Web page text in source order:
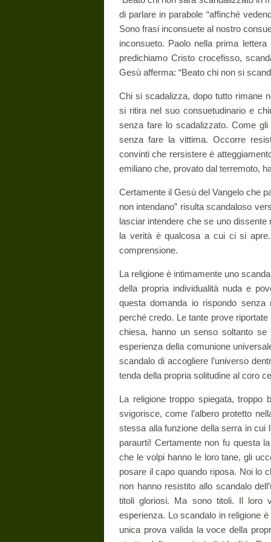
di parlare in parabole “affinché
Sono frasi inconsuete al nostro
inconsueto. Paolo nella prima
predichiamo Cristo crocefisso,
Gesù afferma: “Beato chi non si
Chi si scadalizza, dopo tutto rimane
si ritira nel suo consuetudinario e
senza fare lo scadalizzato. Come
senza fare la vittima. Occorre
convinti che rersistere è
emiliano che, provato dal terremoto,
Certamente il Gesù del Vangelo che
non intendano” risulta scandaloso
lasciar intendere che se uno
la verità è qualcosa a cui ci si
comprensione.
La religione è intimamente uno
della propria individualità nuda e
questa domanda io rispondo
perché credo. Le tante prove
chiesa, hanno un senso soltanto
esperienza della comunione
scandalo di accogliere l’universo
tenda della propria solitudine al coro
La religione troppo spiegata, troppo
svigorisce, come l’albero protetto
stessa alla funzione della serra in cui
paraurti! Certamente non fu questa
che le volpi hanno le loro tane, gli
posare il capo quando riposa. Noi lo
non hanno resistito allo scandalo
titoli gloriosi. Ma sono titoli. Il loro
esperienza. Lo scandalo in religione
unica prova valida la voce della